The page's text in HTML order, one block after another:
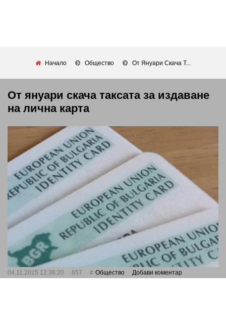
Начало Общество От Януари Скача Т...
От януари скача таксата за издаване
на лична карта
04.11.2025 12:36:20 657 Общество Добави коментар